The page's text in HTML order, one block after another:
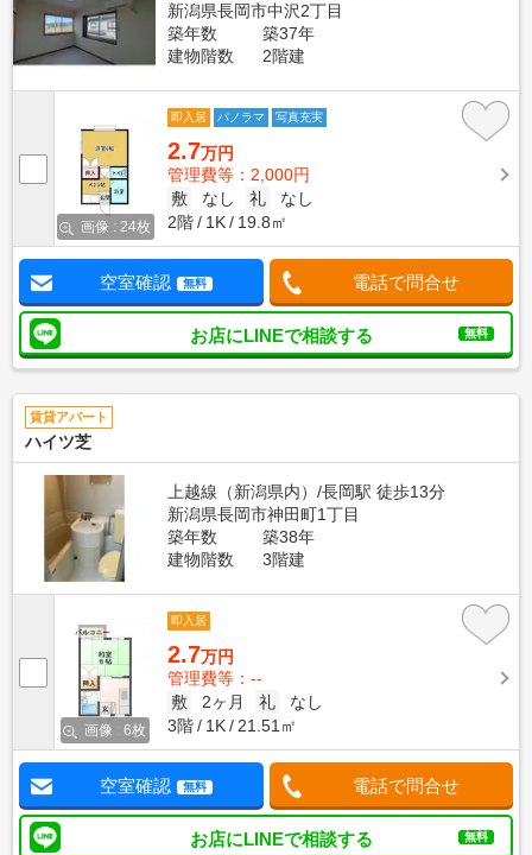
新潟県長岡市中沢2丁目
築年数
築37年
建物階数
2階建
画像 : 24枚
即入居 パノラマ 写真充実
2.7万円
管理費等：2,000円
敷
なし 礼
なし
2階
1K 19.8㎡
空室確認 無料 電話で問合せ
お店にLINEで相談する 無料
賃貸アパート
ハイツ芝
上越線（新潟県内）/長岡駅 徒歩13分
新潟県長岡市神田町1丁目
築年数
築38年
建物階数
3階建
画像 : 6枚
即入居
2.7万円
管理費等：--
敷
2ヶ月 礼
なし
3階
1K 21.51㎡
空室確認 無料 電話で問合せ
お店にLINEで相談する 無料